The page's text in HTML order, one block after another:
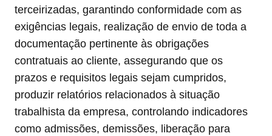
terceirizadas, garantindo conformidade com as
exigências legais, realização de envio de toda a
documentação pertinente às obrigações
contratuais ao cliente, assegurando que os
prazos e requisitos legais sejam cumpridos,
produzir relatórios relacionados à situação
trabalhista da empresa, controlando indicadores
como admissões, demissões, liberação para